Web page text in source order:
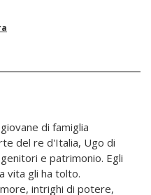
di famiglia
del re d'Italia, Ugo di
e patrimonio. Egli
vita gli ha tolto.
intrighi di potere,